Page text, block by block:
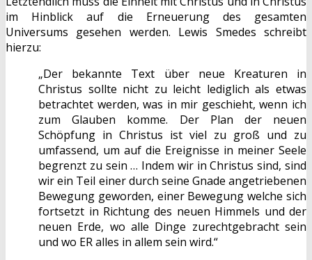
im Hinblick auf die Erneuerung des gesamten
Universums gesehen werden. Lewis Smedes schreibt
hierzu:
„Der bekannte Text über neue Kreaturen in
Christus sollte nicht zu leicht lediglich als etwas
betrachtet werden, was in mir geschieht, wenn ich
zum Glauben komme. Der Plan der neuen
Schöpfung in Christus ist viel zu groß und zu
umfassend, um auf die Ereignisse in meiner Seele
begrenzt zu sein … Indem wir in Christus sind, sind
wir ein Teil einer durch seine Gnade angetriebenen
Bewegung geworden, einer Bewegung welche sich
fortsetzt in Richtung des neuen Himmels und der
neuen Erde, wo alle Dinge zurechtgebracht sein
und wo ER alles in allem sein wird.“